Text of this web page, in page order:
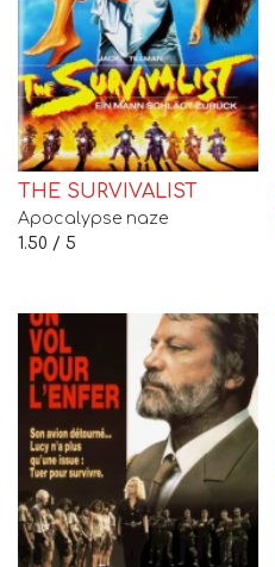
THE SURVIVALIST
Apocalypse naze
1.50 / 5